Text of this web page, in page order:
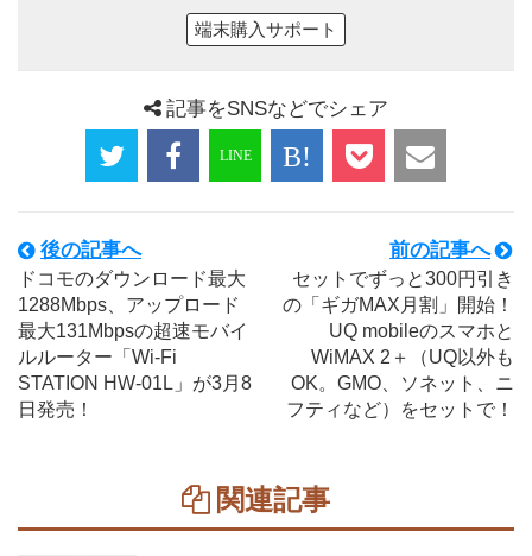
端末購入サポート
記事をSNSなどでシェア
後の記事へ
ドコモのダウンロード最大
1288Mbps、アップロード
最大131Mbpsの超速モバイ
ルルーター「Wi-Fi
STATION HW-01L」が3月8
日発売！
前の記事へ
セットでずっと300円引き
の「ギガMAX月割」開始！
UQ mobileのスマホと
WiMAX 2＋（UQ以外も
OK。GMO、ソネット、ニ
フティなど）をセットで！
関連記事